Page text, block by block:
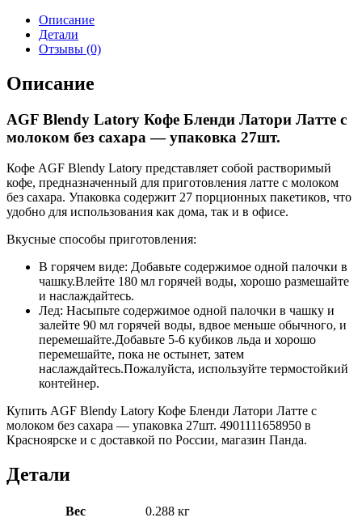
Описание
Детали
Отзывы (0)
Описание
AGF Blendy Latory Кофе Бленди Латори Латте с
молоком без сахара — упаковка 27шт.
Кофе AGF Blendy Latory представляет собой растворимый
кофе, предназначенный для приготовления латте с молоком
без сахара. Упаковка содержит 27 порционных пакетиков, что
удобно для использования как дома, так и в офисе.
Вкусные способы приготовления:
В горячем виде: Добавьте содержимое одной палочки в
чашку.Влейте 180 мл горячей воды, хорошо размешайте
и наслаждайтесь.
Лед: Насыпьте содержимое одной палочки в чашку и
залейте 90 мл горячей воды, вдвое меньше обычного, и
перемешайте.Добавьте 5-6 кубиков льда и хорошо
перемешайте, пока не остынет, затем
наслаждайтесь.Пожалуйста, используйте термостойкий
контейнер.
Купить AGF Blendy Latory Кофе Бленди Латори Латте с
молоком без сахара — упаковка 27шт. 4901111658950 в
Красноярске и с доставкой по России, магазин Панда.
Детали
Вес 0.288 кг